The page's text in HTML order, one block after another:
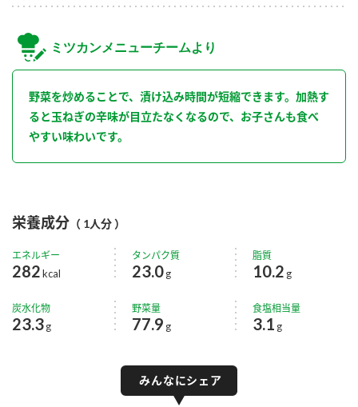
ミツカンメニューチームより
野菜を炒めることで、漬け込み時間が短縮できます。加熱す
ると玉ねぎの辛味が目立たなくなるので、お子さんも食べ
やすい味わいです。
栄養成分 （ 1人分 ）
エネルギー
282kcal
タンパク質
23.0g
脂質
10.2 g
炭水化物
23.3g
野菜量
77.9 g
食塩相当量
3.1 g